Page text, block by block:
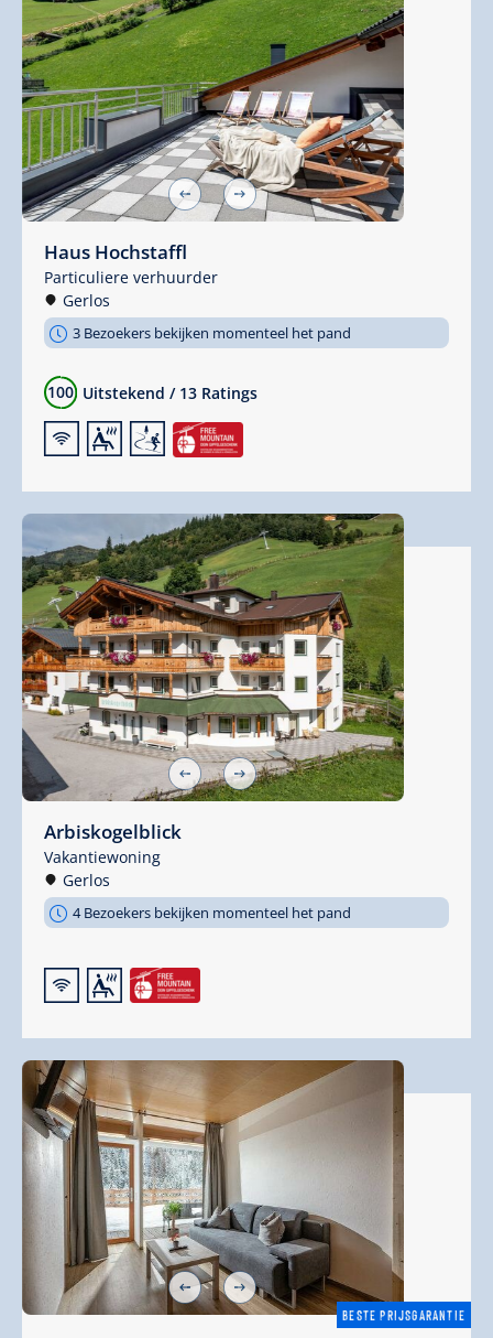
Haus Hochstaffl
Particuliere verhuurder
Gerlos
3 Bezoekers bekijken momenteel het pand
100 Uitstekend / 13 Ratings
🜉🗔🞷
Arbiskogelblick
Vakantiewoning
Gerlos
4 Bezoekers bekijken momenteel het pand
🜉🗔
BESTE PRIJSGARANTIE